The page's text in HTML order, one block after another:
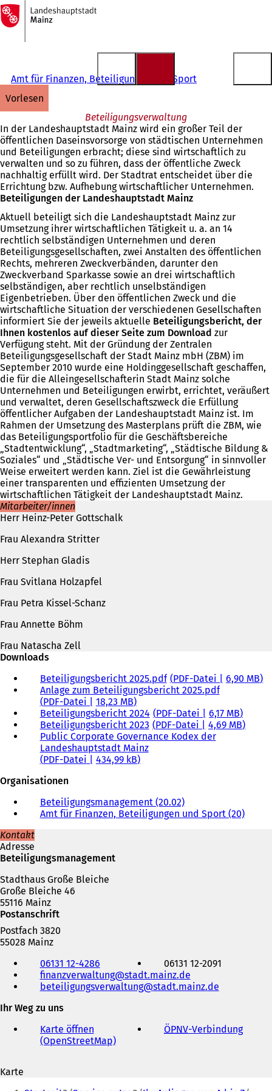
Inhalt anspringen
Zur
Startseite
Amt für Finanzen, Beteiligungen und Sport
vorlesen
Beteiligungsverwaltung
In der Landeshauptstadt Mainz wird ein großer Teil der
öffentlichen Daseinsvorsorge von städtischen Unternehmen
und Beteiligungen erbracht; diese sind wirtschaftlich zu
verwalten und so zu führen, dass der öffentliche Zweck
nachhaltig erfüllt wird. Der Stadtrat entscheidet über die
Errichtung bzw. Aufhebung wirtschaftlicher Unternehmen.
Beteiligungen der Landeshauptstadt Mainz
Aktuell beteiligt sich die Landeshauptstadt Mainz zur
Umsetzung ihrer wirtschaftlichen Tätigkeit u. a. an 14
rechtlich selbständigen Unternehmen und deren
Beteiligungsgesellschaften, zwei Anstalten des öffentlichen
Rechts, mehreren Zweckverbänden, darunter den
Zweckverband Sparkasse sowie an drei wirtschaftlich
selbständigen, aber rechtlich unselbständigen
Eigenbetrieben. Über den öffentlichen Zweck und die
wirtschaftliche Situation der verschiedenen Gesellschaften
informiert Sie der jeweils aktuelle Beteiligungsbericht, der
Ihnen kostenlos auf dieser Seite zum Download zur
Verfügung steht. Mit der Gründung der Zentralen
Beteiligungsgesellschaft der Stadt Mainz mbH (ZBM) im
September 2010 wurde eine Holdinggesellschaft geschaffen,
die für die Alleingesellschafterin Stadt Mainz solche
Unternehmen und Beteiligungen erwirbt, errichtet, veräußert
und verwaltet, deren Gesellschaftszweck die Erfüllung
öffentlicher Aufgaben der Landeshauptstadt Mainz ist. Im
Rahmen der Umsetzung des Masterplans prüft die ZBM, wie
das Beteiligungsportfolio für die Geschäftsbereiche
„Stadtentwicklung“, „Stadtmarketing“, „Städtische Bildung &
Soziales“ und „Städtische Ver- und Entsorgung“ in sinnvoller
Weise erweitert werden kann. Ziel ist die Gewährleistung
einer transparenten und effizienten Umsetzung der
wirtschaftlichen Tätigkeit der Landeshauptstadt Mainz.
Mitarbeiter/innen
Herr Heinz-Peter Gottschalk
Frau Alexandra Stritter
Herr Stephan Gladis
Frau Svitlana Holzapfel
Frau Petra Kissel-Schanz
Frau Annette Böhm
Frau Natascha Zell
Downloads
Beteiligungsbericht 2025.pdf PDF-Datei
6,90 MB
Anlage zum Beteiligungsbericht 2025.pdf
PDF-Datei
18,23 MB
Beteiligungsbericht 2024 PDF-Datei
6,17 MB
Beteiligungsbericht 2023 PDF-Datei
4,69 MB
Public Corporate Governance Kodex der
Landeshauptstadt Mainz
PDF-Datei
434,99 kB
Organisationen
Beteiligungsmanagement (20.02)
Amt für Finanzen, Beteiligungen und Sport (20)
Kontakt
Adresse
Beteiligungsmanagement
Stadthaus Große Bleiche
Große Bleiche 46
55116 Mainz
Postanschrift
Postfach 3820
55028 Mainz
Fax
und
Adresse
06131 12-4286
06131 12-2091
finanzverwaltung
stadt.mainz de
beteiligungsverwaltung
stadt.mainz de
Ihr Weg zu uns
Karte öffnen
(OpenStreetMap)(
n
ÖPNV-Verbindung(
e
Karte
Sie